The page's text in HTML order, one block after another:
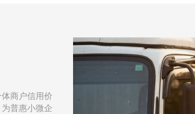
商户信用价
普惠小微企